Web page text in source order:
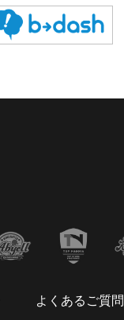
よくあるご質問